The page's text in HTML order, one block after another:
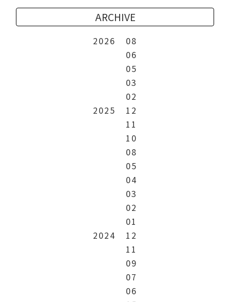
ARCHIVE
2026
08
06
05
03
02
2025
12
11
10
08
05
04
03
02
01
2024
12
11
09
07
06